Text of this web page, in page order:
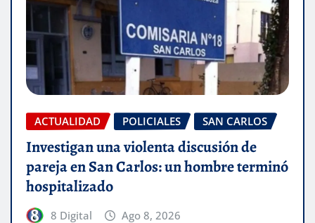
ACTUALIDAD POLICIALES SAN CARLOS
Investigan una violenta discusión de
pareja en San Carlos: un hombre terminó
hospitalizado
8 Digital Ago 8, 2026